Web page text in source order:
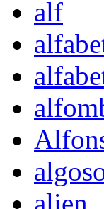
alf